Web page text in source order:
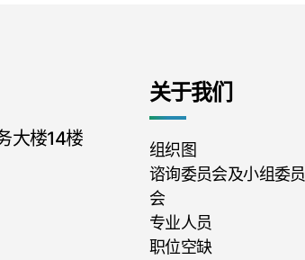
大楼14楼
关于我们
组织图
谘询委员会及小组委员
会
专业人员
职位空缺